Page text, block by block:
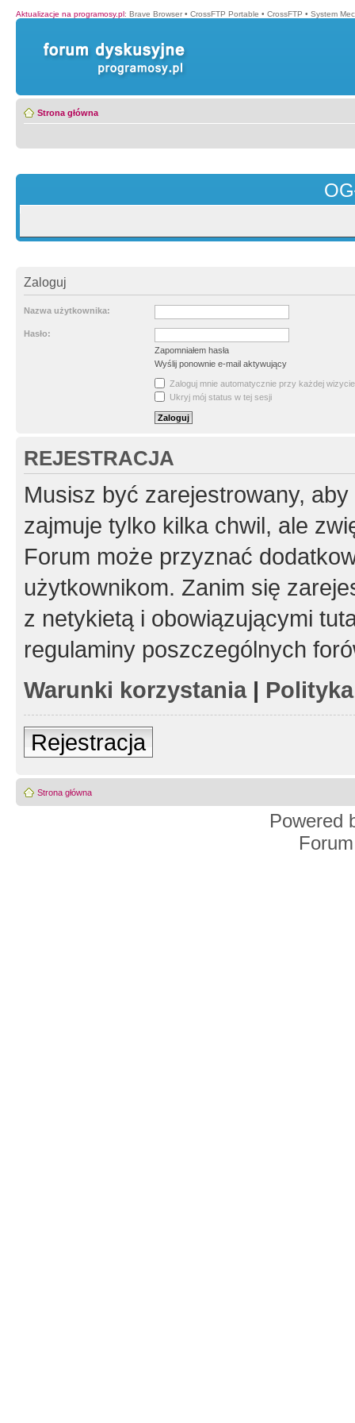
Aktualizacje na programosy.pl: Brave Browser • CrossFTP Portable • CrossFTP • System
Strona główna
Zaloguj
Nazwa użytkownika:
Hasło:
Zapomniałem hasła
Wyślij ponownie e-mail aktywujący
Zaloguj mnie automatycznie przy każdej wizycie
Ukryj mój status w tej sesji
REJESTRACJA
Musisz być zarejestrowany,
zajmuje tylko kilka chwil, ale
Forum może przyznać
użytkownikom. Zanim się
z netykietą i obowiązującymi
regulaminy poszczególnych
Warunki korzystania|
Rejestracja
Strona główna
Powered